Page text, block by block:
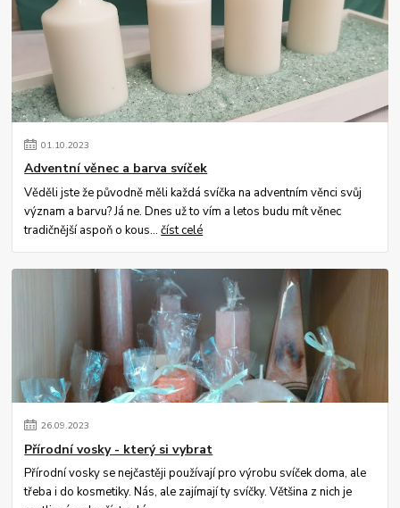
01.10.2023
Adventní věnec a barva svíček
Věděli jste že původně měli každá svíčka na adventním věnci svůj
význam a barvu? Já ne. Dnes už to vím a letos budu mít věnec
tradičnější aspoň o kous...číst celé
26.09.2023
Přírodní vosky - který si vybrat
Přírodní vosky se nejčastěji používají pro výrobu svíček doma, ale
třeba i do kosmetiky. Nás, ale zajímají ty svíčky. Většina z nich je